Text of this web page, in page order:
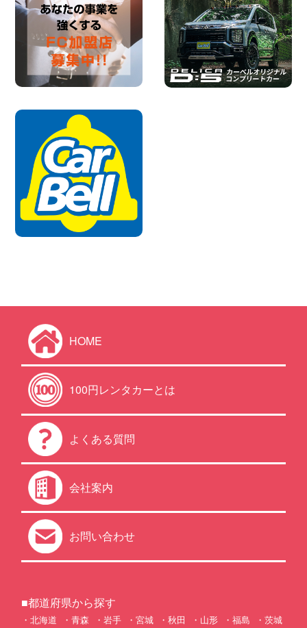
HOME
100円レンタカーとは
よくある質問
会社案内
お問い合わせ
■都道府県から探す
北海道 青森 岩手 宮城 秋田 山形 福島
茨城